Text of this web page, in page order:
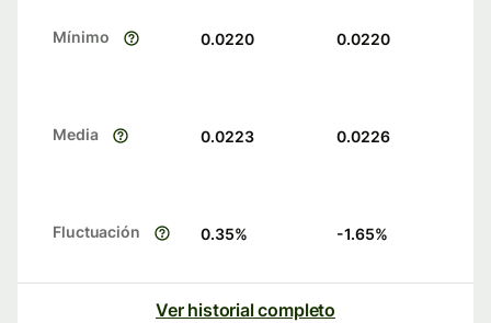
Mínimo 0.0220 0.0220
Media 0.0223 0.0226
Fluctuación 0.35% -1.65%
Ver historial completo